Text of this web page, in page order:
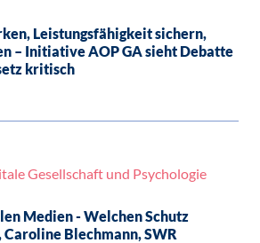
Leistungsfähigkeit sichern,
– Initiative AOP GA sieht Debatte
kritisch
Gesellschaft und Psychologie
Medien - Welchen Schutz
Caroline Blechmann, SWR